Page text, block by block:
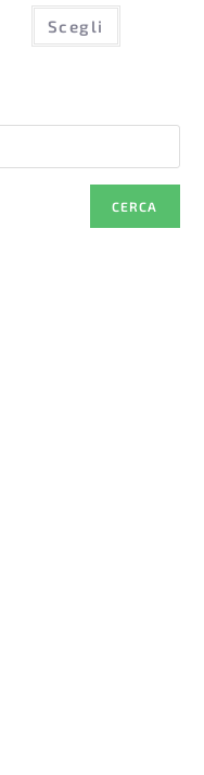
Scegli
Questo
ha
nella
prodotto
CERCA